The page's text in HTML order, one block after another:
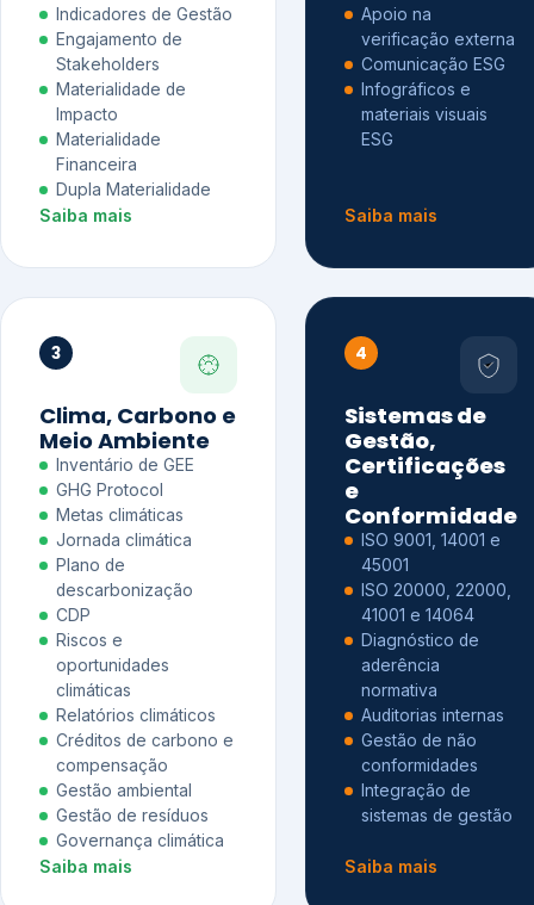
Indicadores de Gestão
Engajamento de
Stakeholders
Materialidade de
Impacto
Materialidade
Financeira
Dupla Materialidade
Saiba mais
Apoio na
verificação externa
Comunicação ESG
Infográficos e
materiais visuais
ESG
Saiba mais
3
Clima, Carbono e
Meio Ambiente
Inventário de GEE
GHG Protocol
Metas climáticas
Jornada climática
Plano de
descarbonização
CDP
Riscos e
oportunidades
climáticas
Relatórios climáticos
Créditos de carbono e
compensação
Gestão ambiental
Gestão de resíduos
Governança climática
Saiba mais
4
Sistemas de
Gestão,
Certificações
e
Conformidade
ISO 9001, 14001 e
45001
ISO 20000, 22000,
41001 e 14064
Diagnóstico de
aderência
normativa
Auditorias internas
Gestão de não
conformidades
Integração de
sistemas de gestão
Saiba mais